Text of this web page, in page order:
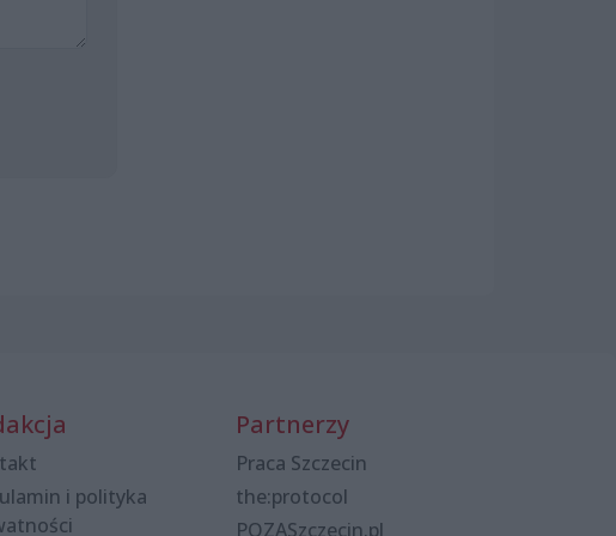
i polityka
Partnerzy
Praca Szczecin
the:protocol
POZASzczecin.pl